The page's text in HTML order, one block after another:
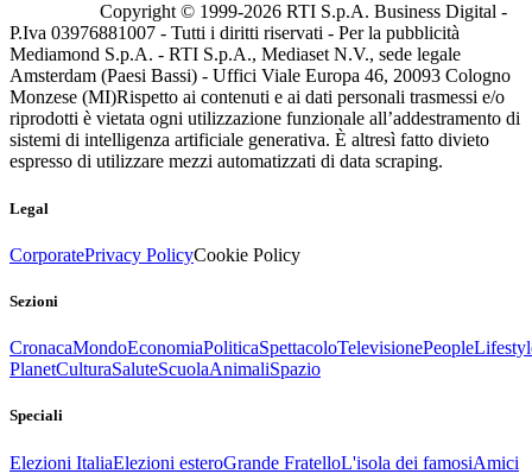
Copyright © 1999-2026 RTI S.p.A. Business Digital -
P.Iva 03976881007 - Tutti i diritti riservati - Per la pubblicità
Mediamond S.p.A. - RTI S.p.A., Mediaset N.V., sede legale
Amsterdam (Paesi Bassi) - Uffici Viale Europa 46, 20093 Cologno
Monzese (MI)Rispetto ai contenuti e ai dati personali trasmessi e/o
riprodotti è vietata ogni utilizzazione funzionale all’addestramento di
sistemi di intelligenza artificiale generativa. È altresì fatto divieto
espresso di utilizzare mezzi automatizzati di data scraping.
Legal
CorporatePrivacy PolicyCookie Policy
Sezioni
CronacaMondoEconomiaPoliticaSpettacoloTelevisionePeople
PlanetCulturaSaluteScuolaAnimaliSpazio
Speciali
Elezioni ItaliaElezioni esteroGrande FratelloL'isola dei famosiAmici